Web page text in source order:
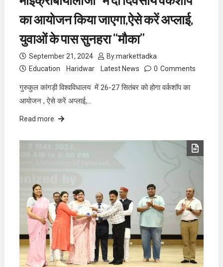
का आयोजन किया जाएगा,ऐसे करें अप्लाई,
युवाओं के पास सुनहरा “मौका”
September 21, 2024 By:markettadka
Education
Haridwar Latest News 0 Comments
गुरुकुल कांगड़ी विश्वविधालय में 26-27 सितंबर को होगा वर्कशॉप का
आयोजन , ऐसे करें अप्लाई,…
Read more